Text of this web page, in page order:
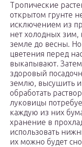
Тропические
открытом грунте
исключением из
нет холодных зим,
земле до весны.
цветения перед
выкапывают.
здоровый
землю, высушить
обработать
луковицы
каждую из них
хранение в
использовать
их можно будет